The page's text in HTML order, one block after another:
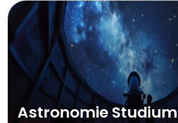
Astronomie Studium